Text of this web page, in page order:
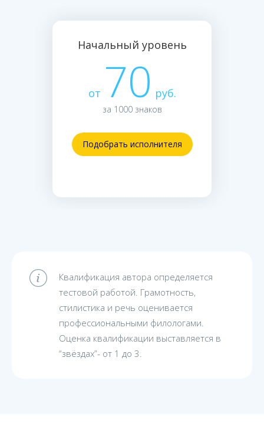
Начальный уровень
от 70 руб.
за 1000 знаков
Подобрать исполнителя
Квалификация автора определяется
тестовой работой. Грамотность,
стилистика и речь оценивается
профессиональными филологами.
Оценка квалификации выставляется в
“звёздах”- от 1 до 3.